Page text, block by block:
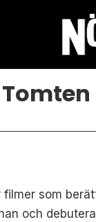
som
och